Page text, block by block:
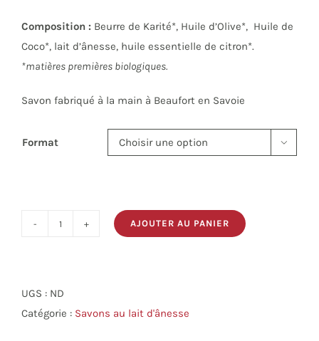
Composition : Beurre de Karité*, Huile d’Olive*, Huile de
Coco*, lait d’ânesse, huile essentielle de citron*.
*matières premières biologiques.
Savon fabriqué à la main à Beaufort en Savoie
Format 
surgras
au
AJOUTER AU PANIER
UGS : ND
Catégorie : Savons au lait d'ânesse